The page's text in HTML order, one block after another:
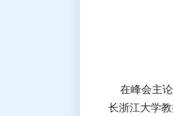
在峰会主论
长浙江大学